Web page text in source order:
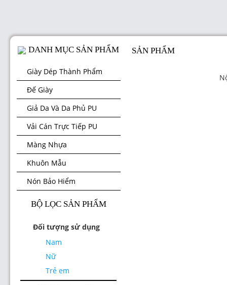
DANH MỤC SẢN PHẨM
Giày Dép Thành Phẩm
Đế Giày
Giả Da Và Da Phủ PU
Vải Cán Trực Tiếp PU
Màng Nhựa
Khuôn Mẫu
Nón Bảo Hiểm
BỘ LỌC SẢN PHẨM
Đối tượng sử dụng
Nam
Nữ
Trẻ em
SẢN PHẨM